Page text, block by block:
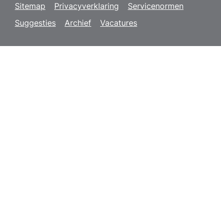
Sitemap
Privacyverklaring
Servicenormen
Suggesties
Archief Vacatures